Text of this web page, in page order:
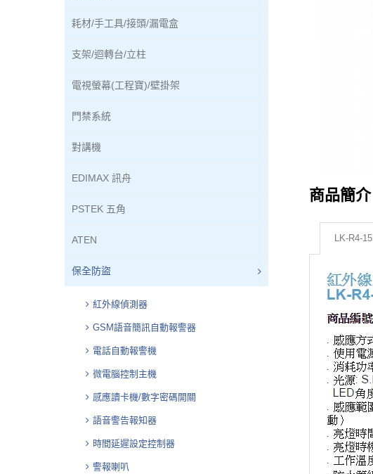
耗材/手工具/接頭/漏電盒
支架/迴轉台/立柱
電視螢幕(工程寶)/壁掛架
門禁系統
對講機
EDIMAX 訊舟
PSTEK 五角
ATEN
保全防盜
紅外線偵測器
GSM語音簡訊自動報警器
電話自動報警機
微電腦控制主機
感應讀卡機/數字密碼開關
語音警告報知器
時間延遲設定控制器
警報喇叭
商品簡介
LK-R4-15